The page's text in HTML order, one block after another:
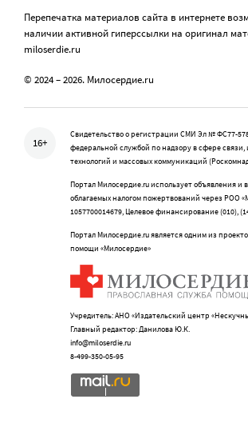
Перепечатка материалов сайта в интернете
наличии активной гиперссылки на оригинал
miloserdie.ru
© 2024 – 2026. Милосердие.ru
16+
Свидетельство о регистрации СМИ Эл № ФС77-
федеральной службой по надзору в сфере
технологий и массовых коммуникаций
Портал Милосердие.ru использует объявления и
облагаемых налогом пожертвований через РОО
1057700014679, Целевое финансирование (010),
Портал Милосердие.ru является одним из
помощи «Милосердие»
Учредитель: АНО «Издательский центр
Главный редактор: Данилова Ю.К.
info@miloserdie.ru
8-499-350-05-95